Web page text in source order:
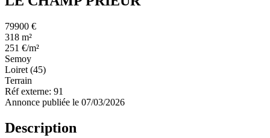
79900 €
318 m²
251 €/m²
Semoy
Loiret (45)
Terrain
Réf externe: 91
Annonce publiée le 07/03/2026
Description